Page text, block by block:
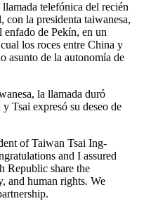
telefónica del recién
con la presidenta taiwanesa,
enfado de Pekín, en un
los roces entre China y
asunto de la autonomía de
la llamada duró
Tsai expresó su deseo de
of Taiwan Tsai Ing-
and I assured
Republic share the
and human rights. We